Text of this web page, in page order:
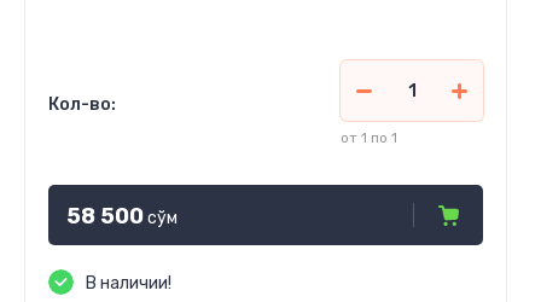
Кол-во:
от 1 по 1
58 500сўм
В наличии!